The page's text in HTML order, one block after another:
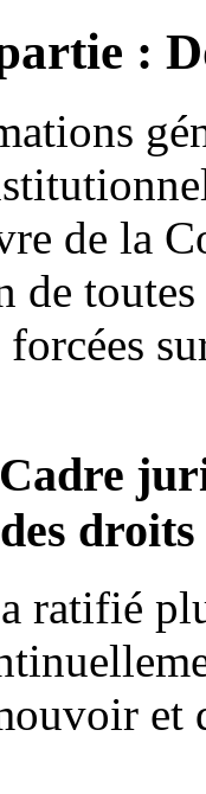
:
de la
de
droits
ratifié
et